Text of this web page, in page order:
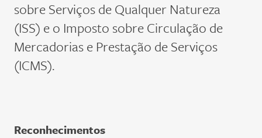
sobre Serviços de Qualquer Natureza
(ISS) e o Imposto sobre Circulação de
Mercadorias e Prestação de Serviços
(ICMS).
Reconhecimentos